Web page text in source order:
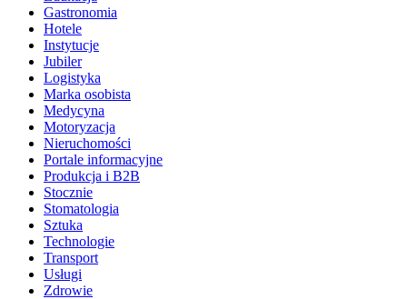
Gastronomia
Hotele
Instytucje
Jubiler
Logistyka
Marka osobista
Medycyna
Motoryzacja
Nieruchomości
Portale informacyjne
Produkcja i B2B
Stocznie
Stomatologia
Sztuka
Technologie
Transport
Usługi
Zdrowie